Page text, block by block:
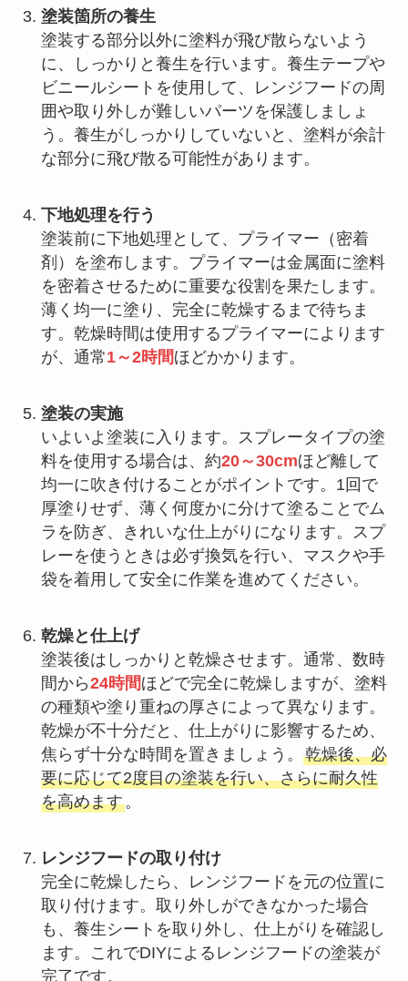
塗装箇所の養生
塗装する部分以外に塗料が飛び散らないよう
に、しっかりと養生を行います。養生テープや
ビニールシートを使用して、レンジフードの周
囲や取り外しが難しいパーツを保護しましょ
う。養生がしっかりしていないと、塗料が余計
な部分に飛び散る可能性があります。
下地処理を行う
塗装前に下地処理として、プライマー（密着
剤）を塗布します。プライマーは金属面に塗料
を密着させるために重要な役割を果たします。
薄く均一に塗り、完全に乾燥するまで待ちま
す。乾燥時間は使用するプライマーによります
が、通常1～2時間ほどかかります。
塗装の実施
いよいよ塗装に入ります。スプレータイプの塗
料を使用する場合は、約20～30cmほど離して
均一に吹き付けることがポイントです。1回で
厚塗りせず、薄く何度かに分けて塗ることでム
ラを防ぎ、きれいな仕上がりになります。スプ
レーを使うときは必ず換気を行い、マスクや手
袋を着用して安全に作業を進めてください。
乾燥と仕上げ
塗装後はしっかりと乾燥させます。通常、数時
間から24時間ほどで完全に乾燥しますが、塗料
の種類や塗り重ねの厚さによって異なります。
乾燥が不十分だと、仕上がりに影響するため、
焦らず十分な時間を置きましょう。 乾燥後、必
要に応じて2度目の塗装を行い、さらに耐久性
を高めます。
レンジフードの取り付け
完全に乾燥したら、レンジフードを元の位置に
取り付けます。取り外しができなかった場合
も、養生シートを取り外し、仕上がりを確認し
ます。これでDIYによるレンジフードの塗装が
完了です。